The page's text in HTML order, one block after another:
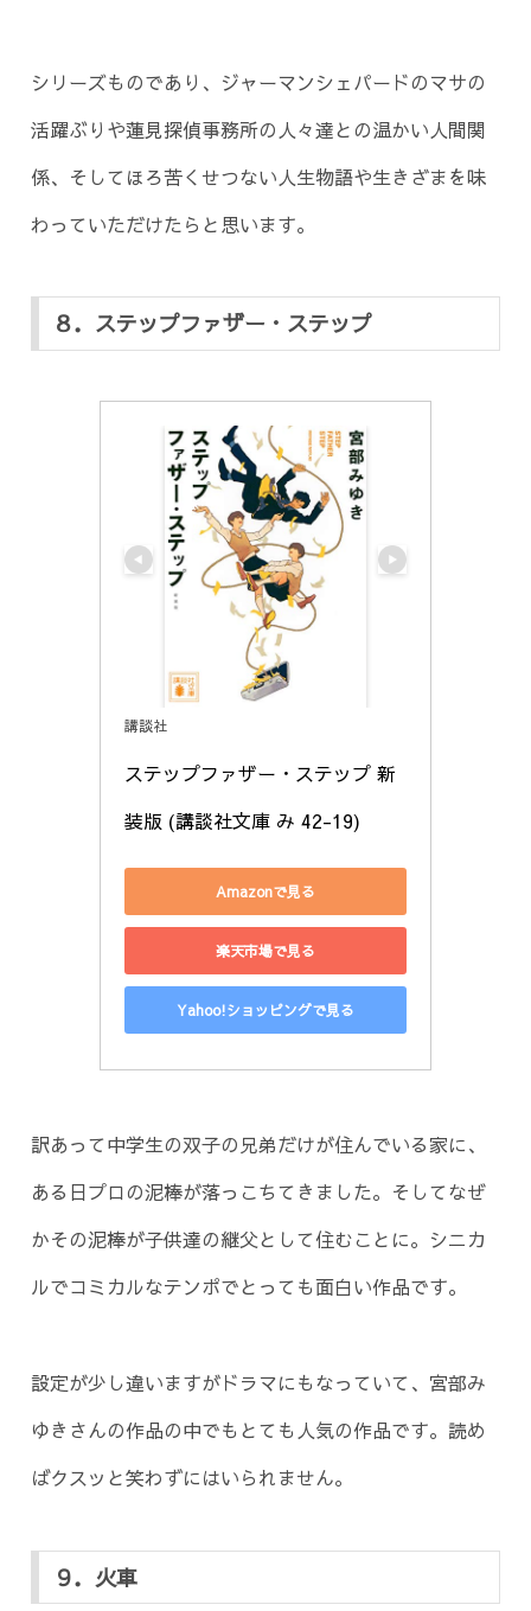
シリーズものであり、ジャーマンシェパードのマサの
活躍ぶりや蓮見探偵事務所の人々達との温かい人間関
係、そしてほろ苦くせつない人生物語や生きざまを味
わっていただけたらと思います。
８．ステップファザー・ステップ
講談社
ステップファザー・ステップ 新
装版 (講談社文庫 み 42-19)
Amazonで見る
楽天市場で見る
Yahoo!ショッピングで見る
訳あって中学生の双子の兄弟だけが住んでいる家に、
ある日プロの泥棒が落っこちてきました。そしてなぜ
かその泥棒が子供達の継父として住むことに。シニカ
ルでコミカルなテンポでとっても面白い作品です。
設定が少し違いますがドラマにもなっていて、宮部み
ゆきさんの作品の中でもとても人気の作品です。読め
ばクスッと笑わずにはいられません。
９．火車